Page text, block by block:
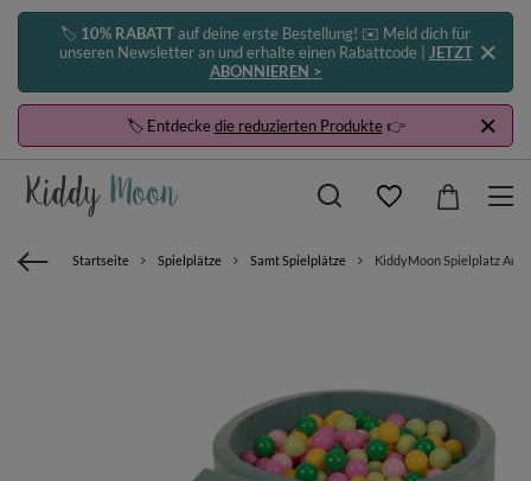
🏷️ 10% RABATTauf deine erste Bestellung! ✉️ Meld dich für
unseren Newsletter an und erhalte einen Rabattcode | JETZT
ABONNIEREN >
🏷️ Entdeckedie reduzierten Produkte👉
Startseite Spielplätze Samt Spielplätze KiddyMoon Spielplatz Aus